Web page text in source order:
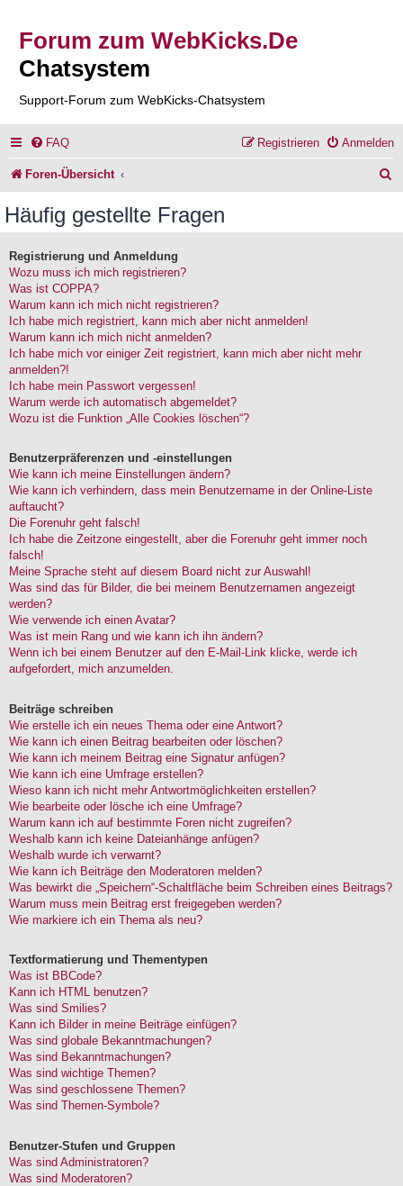
Forum zum WebKicks.De
Chatsystem
Support-Forum zum WebKicks-Chatsystem
FAQ Anmelden
Registrieren
Foren-Übersicht
Häufig gestellte Fragen
Registrierung und Anmeldung
Wozu muss ich mich registrieren?
Was ist COPPA?
Warum kann ich mich nicht registrieren?
Ich habe mich registriert, kann mich aber nicht anmelden!
Warum kann ich mich nicht anmelden?
Ich habe mich vor einiger Zeit registriert, kann mich aber nicht mehr
anmelden?!
Ich habe mein Passwort vergessen!
Warum werde ich automatisch abgemeldet?
Wozu ist die Funktion „Alle Cookies löschen“?
Benutzerpräferenzen und -einstellungen
Wie kann ich meine Einstellungen ändern?
Wie kann ich verhindern, dass mein Benutzername in der Online-Liste
auftaucht?
Die Forenuhr geht falsch!
Ich habe die Zeitzone eingestellt, aber die Forenuhr geht immer noch
falsch!
Meine Sprache steht auf diesem Board nicht zur Auswahl!
Was sind das für Bilder, die bei meinem Benutzernamen angezeigt
werden?
Wie verwende ich einen Avatar?
Was ist mein Rang und wie kann ich ihn ändern?
Wenn ich bei einem Benutzer auf den E-Mail-Link klicke, werde ich
aufgefordert, mich anzumelden.
Beiträge schreiben
Wie erstelle ich ein neues Thema oder eine Antwort?
Wie kann ich einen Beitrag bearbeiten oder löschen?
Wie kann ich meinem Beitrag eine Signatur anfügen?
Wie kann ich eine Umfrage erstellen?
Wieso kann ich nicht mehr Antwortmöglichkeiten erstellen?
Wie bearbeite oder lösche ich eine Umfrage?
Warum kann ich auf bestimmte Foren nicht zugreifen?
Weshalb kann ich keine Dateianhänge anfügen?
Weshalb wurde ich verwarnt?
Wie kann ich Beiträge den Moderatoren melden?
Was bewirkt die „Speichern“-Schaltfläche beim Schreiben eines Beitrags?
Warum muss mein Beitrag erst freigegeben werden?
Wie markiere ich ein Thema als neu?
Textformatierung und Thementypen
Was ist BBCode?
Kann ich HTML benutzen?
Was sind Smilies?
Kann ich Bilder in meine Beiträge einfügen?
Was sind globale Bekanntmachungen?
Was sind Bekanntmachungen?
Was sind wichtige Themen?
Was sind geschlossene Themen?
Was sind Themen-Symbole?
Benutzer-Stufen und Gruppen
Was sind Administratoren?
Was sind Moderatoren?